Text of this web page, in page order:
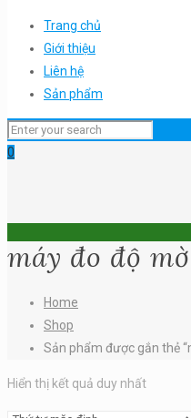
Trang chủ
Giới thiệu
Liên hệ
Sản phẩm
0
máy đo độ
Home
Shop
Sản phẩm được gắn thẻ
Hiển thị kết quả duy nhất